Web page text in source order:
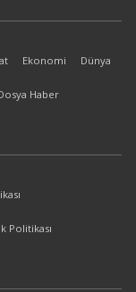
Ekonomi Dünya
Haber
Politikası